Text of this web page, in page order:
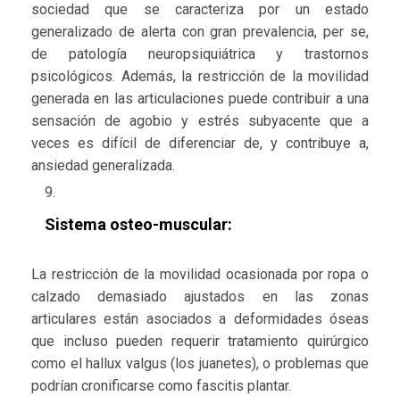
sociedad que se caracteriza por un estado
generalizado de alerta con gran prevalencia, per se,
de patología neuropsiquiátrica y trastornos
psicológicos. Además, la restricción de la movilidad
generada en las articulaciones puede contribuir a una
sensación de agobio y estrés subyacente que a
veces es difícil de diferenciar de, y contribuye a,
ansiedad generalizada.
Sistema osteo-muscular:
La restricción de la movilidad ocasionada por ropa o
calzado demasiado ajustados en las zonas
articulares están asociados a deformidades óseas
que incluso pueden requerir tratamiento quirúrgico
como el hallux valgus (los juanetes), o problemas que
podrían cronificarse como fascitis plantar.